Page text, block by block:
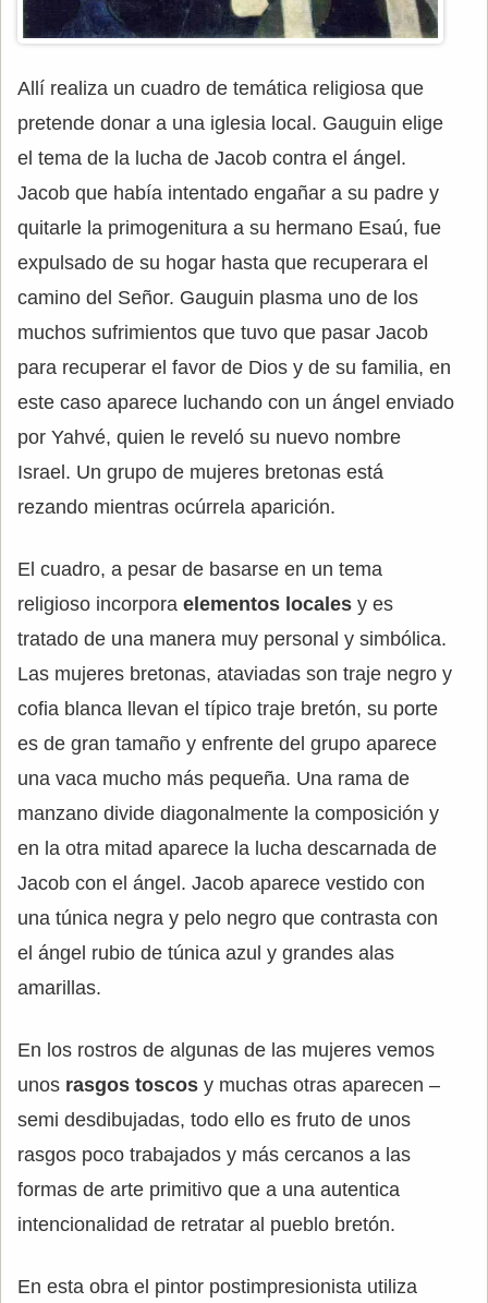
Allí realiza un cuadro de temática religiosa que
pretende donar a una iglesia local. Gauguin elige
el tema de la lucha de Jacob contra el ángel.
Jacob que había intentado engañar a su padre y
quitarle la primogenitura a su hermano Esaú, fue
expulsado de su hogar hasta que recuperara el
camino del Señor. Gauguin plasma uno de los
muchos sufrimientos que tuvo que pasar Jacob
para recuperar el favor de Dios y de su familia, en
este caso aparece luchando con un ángel enviado
por Yahvé, quien le reveló su nuevo nombre
Israel. Un grupo de mujeres bretonas está
rezando mientras ocúrrela aparición.
El cuadro, a pesar de basarse en un tema
religioso incorpora elementos locales y es
tratado de una manera muy personal y simbólica.
Las mujeres bretonas, ataviadas son traje negro y
cofia blanca llevan el típico traje bretón, su porte
es de gran tamaño y enfrente del grupo aparece
una vaca mucho más pequeña. Una rama de
manzano divide diagonalmente la composición y
en la otra mitad aparece la lucha descarnada de
Jacob con el ángel. Jacob aparece vestido con
una túnica negra y pelo negro que contrasta con
el ángel rubio de túnica azul y grandes alas
amarillas.
En los rostros de algunas de las mujeres vemos
unos rasgos toscos y muchas otras aparecen –
semi desdibujadas, todo ello es fruto de unos
rasgos poco trabajados y más cercanos a las
formas de arte primitivo que a una autentica
intencionalidad de retratar al pueblo bretón.
En esta obra el pintor postimpresionista utiliza